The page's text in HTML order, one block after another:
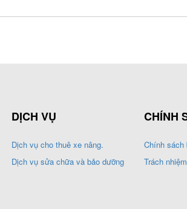
DỊCH VỤ
Dịch vụ cho thuê xe nâng.
Dịch vụ sửa chữa và bảo dưỡng
CHÍNH
Chính sách
Trách